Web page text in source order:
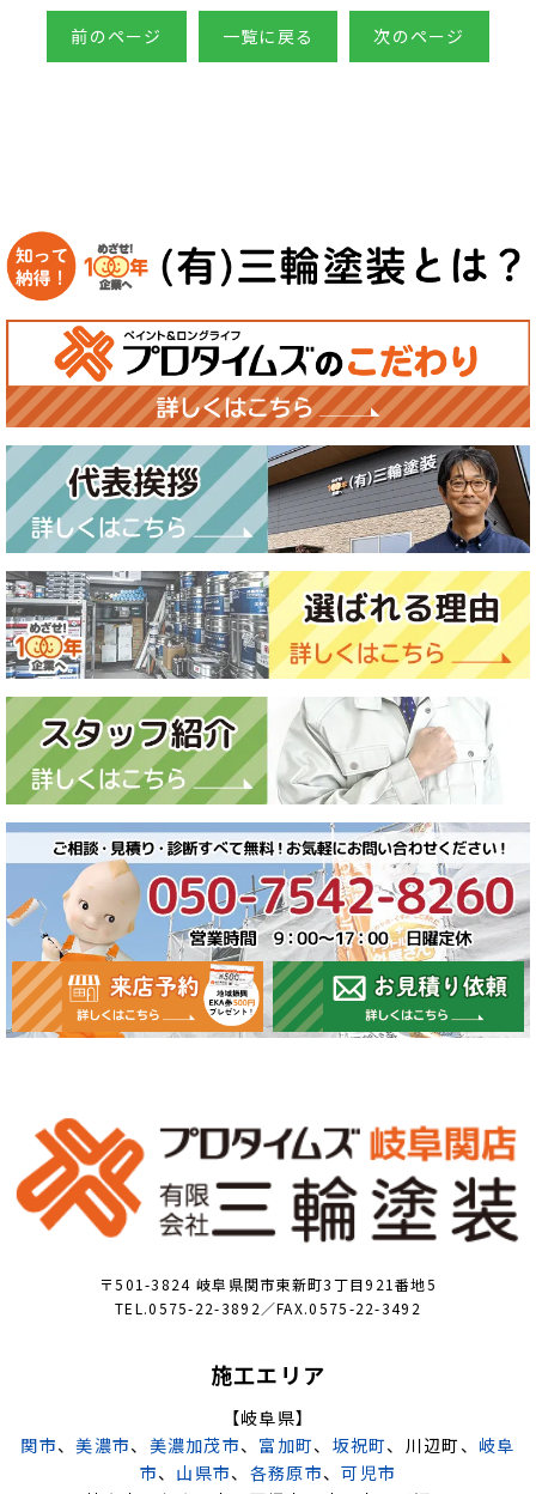
前のページ 一覧に戻る 次のページ
〒501-3824 岐阜県関市東新町3丁目921番地5
TEL.0575-22-3892／FAX.0575-22-3492
施工エリア
【岐阜県】
関市、美濃市、 美濃加茂市、 富加町、 坂祝町、川辺町、 岐阜
市、 山県市、 各務原市、可児市